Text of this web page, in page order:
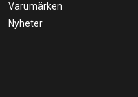
Varumärken
Nyheter